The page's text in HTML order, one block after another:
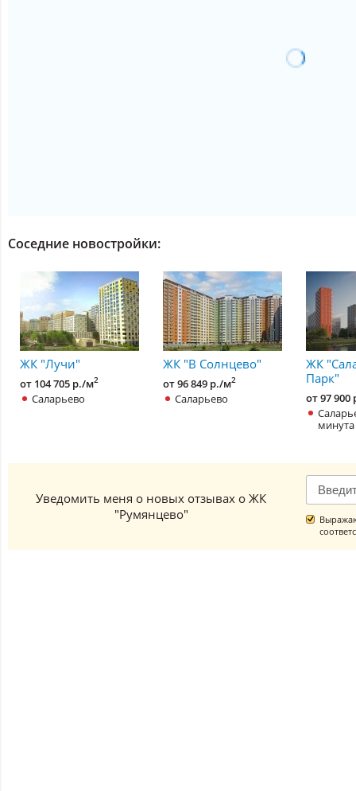
Соседние новостройки:
ЖК "Лучи"
от 104 705 р./м2
Саларьево
ЖК "В Солнцево"
от 96 849 р./м2
Саларьево
ЖК
Парк"
от 97
минута
Уведомить меня о новых отзывах о ЖК
"Румянцево"